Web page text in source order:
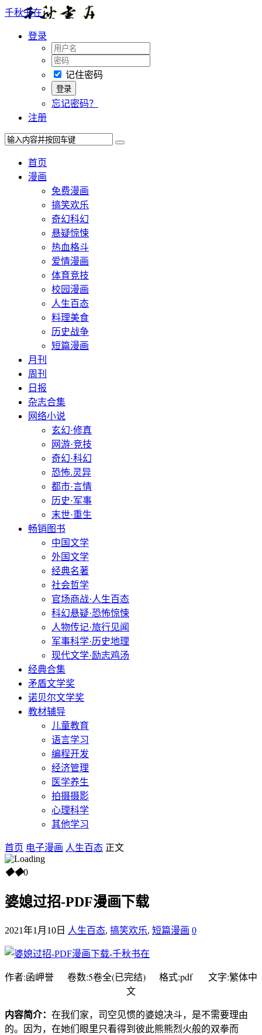
千秋书在
登录
记住密码
忘记密码？
注册
首页
漫画
免费漫画
搞笑欢乐
奇幻科幻
悬疑惊悚
热血格斗
爱情漫画
体育竞技
校园漫画
人生百态
料理美食
历史战争
短篇漫画
月刊
周刊
日报
杂志合集
网络小说
玄幻·修真
网游·竞技
奇幻·科幻
恐怖.灵异
都市·言情
历史·军事
末世·重生
畅销图书
中国文学
外国文学
经典名著
社会哲学
官场商战·人生百态
科幻悬疑·恐怖惊悚
人物传记·旅行见闻
军事科学·历史地理
现代文学·励志鸡汤
经典合集
矛盾文学奖
诺贝尔文学奖
教材辅导
儿童教育
语言学习
编程开发
经济管理
医学养生
拍摄摄影
心理科学
其他学习
首页 电子漫画 人生百态 正文
◆◆0
婆媳过招-PDF漫画下载
2021年1月10日 人生百态, 搞笑欢乐, 短篇漫画 0
作者:函岬誉 卷数:5卷全(已完结) 格式:pdf 文字:繁体中
文
内容简介： 在我们家，司空见惯的婆媳决斗，是不需要理由
的。因为，在她们眼里只看得到彼此熊熊烈火般的双拳而